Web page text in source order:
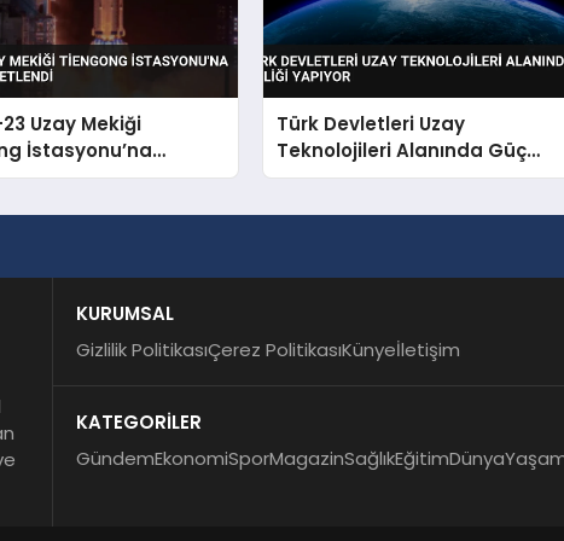
Uzay Mekiği
İstasyonu’na
Kenetlendi
Türk Devletleri Uzay
Teknolojileri Alanında Güç
Birliği Yapıyor
KURUMSAL
Gizlilik PolitikasıÇerez PolitikasıKünyeİletişim
KATEGORİLER
GündemEkonomiSporMagazinSağlıkEğitimDünya